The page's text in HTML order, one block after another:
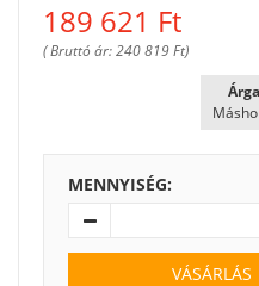
189 621 Ft
( Bruttó ár: 240 819 Ft)
MENNYISÉG:
VÁSÁRLÁS